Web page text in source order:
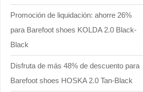
Promoción de liquidación: ahorre 26%
para Barefoot shoes KOLDA 2.0 Black-
Black
Disfruta de más 48% de descuento para
Barefoot shoes HOSKA 2.0 Tan-Black